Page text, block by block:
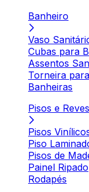
Banheiro
Vaso
Cubas para
Assentos
Torneira
Banheiras
Pisos e
Pisos
Piso
Pisos de
Painel Ripado
Rodapés